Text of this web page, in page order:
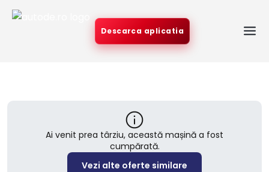
Descarca aplicatia
Ai venit prea târziu, această mașină a fost
cumpărată.
Vezi alte oferte similare